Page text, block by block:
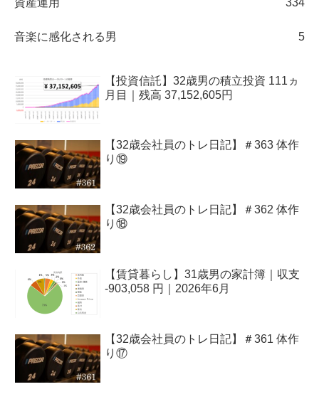
資産運用 334
音楽に感化される男 5
【投資信託】32歳男の積立投資 111ヵ
月目｜残高 37,152,605円
【32歳会社員のトレ日記】＃363 体作
り⑲
【32歳会社員のトレ日記】＃362 体作
り⑱
【賃貸暮らし】31歳男の家計簿｜収支
-903,058 円｜2026年6月
【32歳会社員のトレ日記】＃361 体作
り⑰